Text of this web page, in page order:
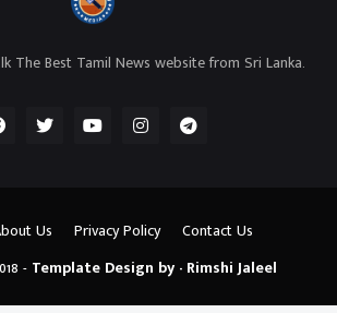
The Best Tamil News website from Sri Lanka.
- Template Design by - Rimshi Jaleel
Us Privacy Policy Contact Us